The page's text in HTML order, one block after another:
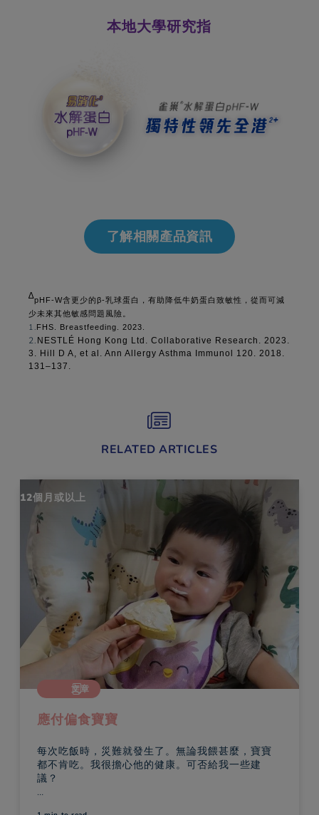
本地大學研究指
了解相關產品資訊
∆pHF-W含更少的β-乳球蛋白，有助降低牛奶蛋白致敏性，從而可減
少未來其他敏感問題風險。
1.FHS. Breastfeeding. 2023.
2. NESTLÉ Hong Kong Ltd. Collaborative Research. 2023.
3. Hill D A, et al. Ann Allergy Asthma Immunol 120. 2018.
131–137.
RELATED ARTICLES
12個月或以上
文章
應付偏食寶寶
每次吃飯時，災難就發生了。無論我餵甚麼，寶寶
都不肯吃。我很擔心他的健康。可否給我一些建
議？